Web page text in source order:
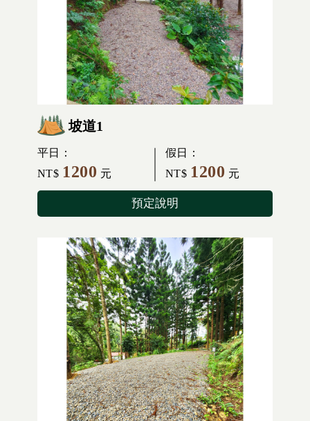
坡道1
平日：
NT$ 1200 元
假日：
NT$ 1200 元
預定說明